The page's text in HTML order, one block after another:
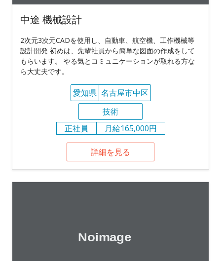
中途 機械設計
2次元3次元CADを使用し、自動車、航空機、工作機械等
設計開発 初めは、先輩社員から簡単な図面の作成をして
もらいます。 やる気とコミュニケーションが取れる方な
ら大丈夫です。
愛知県 名古屋市中区
技術
正社員
月給165,000円
詳細を見る